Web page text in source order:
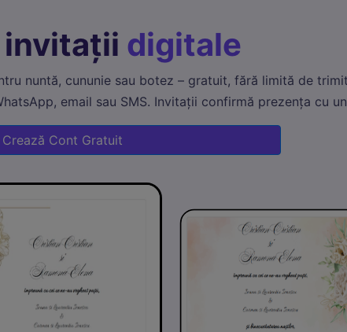
invitații digitale
nuntă, cununie sau botez – gratuit, fără limită de
email sau SMS. Invitații confirmă prezența cu
Crează Cont Gratuit